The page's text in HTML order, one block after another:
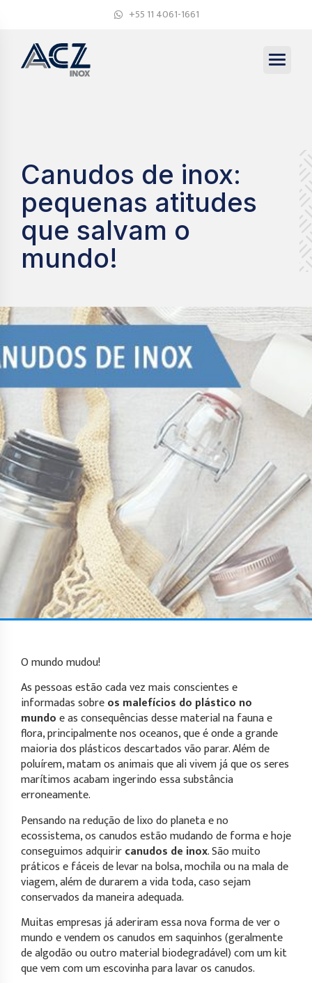
+55 11 4061-1661
Canudos de inox:
pequenas atitudes
que salvam o
mundo!
O mundo mudou!
As pessoas estão cada vez mais conscientes e
informadas sobreos malefícios do plástico no
mundoe as consequências desse material na fauna e
flora, principalmente nos oceanos, que é onde a grande
maioria dos plásticos descartados vão parar. Além de
poluírem, matam os animais que ali vivem já que os seres
marítimos acabam ingerindo essa substância
erroneamente.
Pensando na redução de lixo do planeta e no
ecossistema, os canudos estão mudando de forma e hoje
conseguimos adquirircanudos de inox. São muito
práticos e fáceis de levar na bolsa, mochila ou na mala de
viagem, além de durarem a vida toda, caso sejam
conservados da maneira adequada.
Muitas empresas já aderiram essa nova forma de ver o
mundo e vendem os canudos em saquinhos (geralmente
de algodão ou outro material biodegradável) com um kit
que vem com um escovinha para lavar os canudos.